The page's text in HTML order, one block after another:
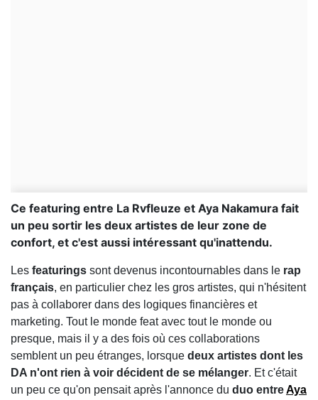
Ce featuring entre La Rvfleuze et Aya Nakamura fait
un peu sortir les deux artistes de leur zone de
confort, et c'est aussi intéressant qu'inattendu.
Les featurings sont devenus incontournables dans le rap
français, en particulier chez les gros artistes, qui n'hésitent
pas à collaborer dans des logiques financières et
marketing. Tout le monde feat avec tout le monde ou
presque, mais il y a des fois où ces collaborations
semblent un peu étranges, lorsque deux artistes dont les
DA n'ont rien à voir décident de se mélanger. Et c'était
un peu ce qu'on pensait après l'annonce du duo entreAya